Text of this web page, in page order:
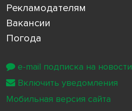
Рекламодателям
Вакансии
Погода
e-mail подписка на новости
Включить уведомления
Мобильная версия сайта